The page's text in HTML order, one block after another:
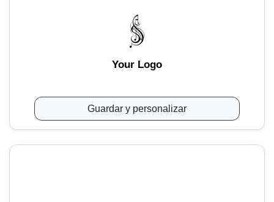
Your Logo
Guardar y personalizar